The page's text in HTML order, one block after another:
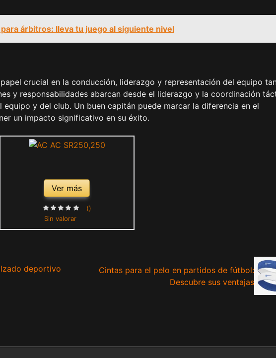
árbitros: lleva tu juego al siguiente nivel
crucial en la conducción, liderazgo y representación del equipo
y responsabilidades abarcan desde el liderazgo y la coordinación
y del club. Un buen capitán puede marcar la diferencia en el
un impacto significativo en su éxito.
Ver más
Sin valorar
()
deportivo
Cintas para el pelo en partidos de fútbol:
Descubre sus ventajas